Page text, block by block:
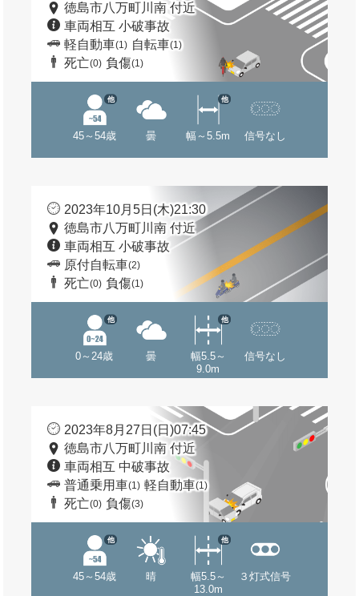
徳島市八万町川南 付近
車両相互 小破事故
軽自動車(1) 自転車(1)
死亡(0) 負傷(1)
45～54歳
他
曇 幅～5.5m
他
信号なし
2023年10月5日(木)21:30
徳島市八万町川南 付近
車両相互 小破事故
原付自転車(2)
死亡(0) 負傷(1)
0～24歳
他
曇
幅5.5～
9.0m
他
信号なし
2023年8月27日(日)07:45
徳島市八万町川南 付近
車両相互 中破事故
普通乗用車(1) 軽自動車(1)
死亡(0) 負傷(3)
45～54歳
他
晴
幅5.5～
13.0m
他
３灯式信号